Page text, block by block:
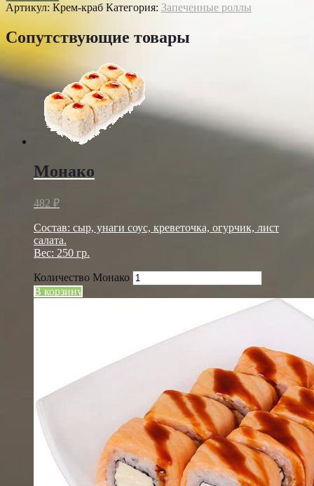
Артикул: Крем-краб Категория: Запеченные роллы
Сопутствующие товары
Монако
482 ₽
Состав: сыр, унаги соус, креветочка, огурчик, лист
салата.
Вес: 250 гр.
Количество Монако
В корзину